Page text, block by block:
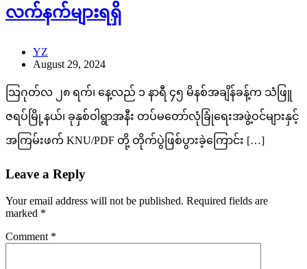
လက်နက်များရရှိ
YZ
August 29, 2024
သြဂုတ်လ ၂၈ ရက်၊ နေ့လည် ၁ နာရီ ၄၅ မိနစ်အချိန်ခန့်က သံဖြူ
ဇရပ်မြို့နယ်၊ ခုနှစ်ဝါရွာအနီး တပ်မတော်လုံခြုံရေးအဖွဲ့ဝင်များနှင့်
အကြမ်းဖက် KNU/PDF တို့ တိုက်ပွဲဖြစ်ပွားခဲ့ကြောင်း […]
Leave a Reply
Your email address will not be published. Required fields are
marked *
Comment *